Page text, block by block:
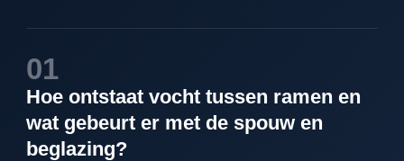
01
Hoe ontstaat vocht tussen ramen en
wat gebeurt er met de spouw en
beglazing?